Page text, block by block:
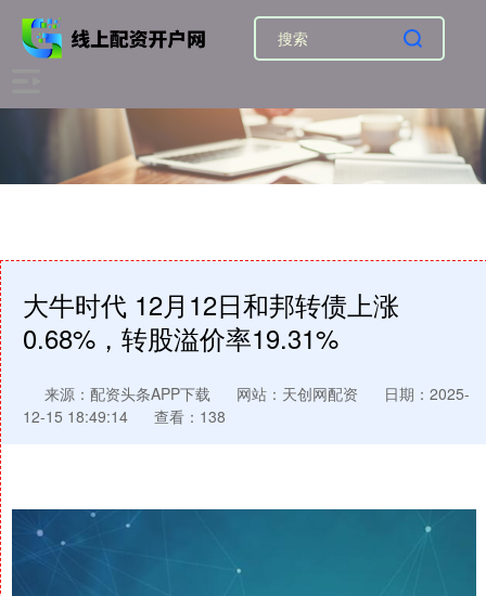
大牛时代 12月12日和邦转债上涨
0.68%，转股溢价率19.31%
来源：配资头条APP下载 网站：天创网配资
日期：2025-
12-15 18:49:14
查看：138